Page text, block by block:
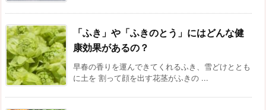
「ふき」や「ふきのとう」にはどんな健
康効果があるの？
早春の香りを運んできてくれるふき、雪どけととも
に土を 割って顔を出す花茎がふきの ...